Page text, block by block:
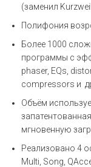
(заменил
Полифония
Более 1000
программы с
phaser, EQs,
compressors и
Объём
мгновенную
Реализовано 4
Multi, Song,